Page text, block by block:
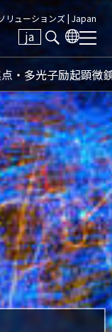
リューションズ | Japan
ja
・多光子励起顕微